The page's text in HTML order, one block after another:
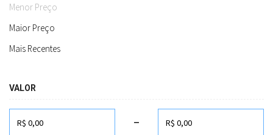
Menor Preço
Maior Preço
Mais Recentes
VALOR
-